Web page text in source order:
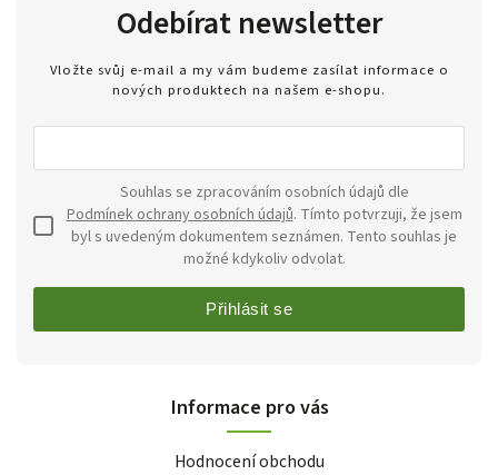
Odebírat newsletter
Vložte svůj e-mail a my vám budeme zasílat informace o
nových produktech na našem e-shopu.
Podmínek ochrany osobních údajů. Tímto potvrzuji, že jsem
byl s uvedeným dokumentem seznámen. Tento souhlas je
možné kdykoliv odvolat.
Přihlásit se
Informace pro vás
Hodnocení obchodu